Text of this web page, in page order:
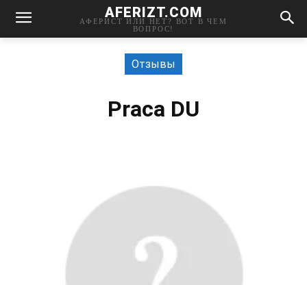
AFERIZT.COM
АФЕРИСТ ИЛИ НЕТ? ВОТ В ЧЕМ
ВОПРОС!
Отзывы
Praca DU